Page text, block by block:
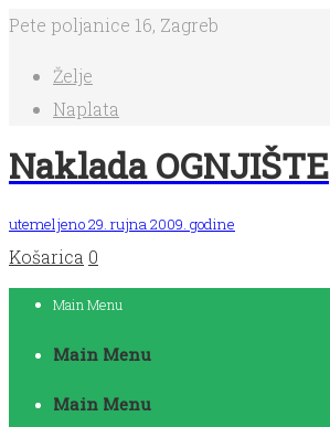
Pete poljanice 16, Zagreb
Želje
Naplata
Naklada OGNJIŠTE
utemeljeno 29. rujna 2009. godine
Košarica 0
Main Menu
Main Menu
Main Menu